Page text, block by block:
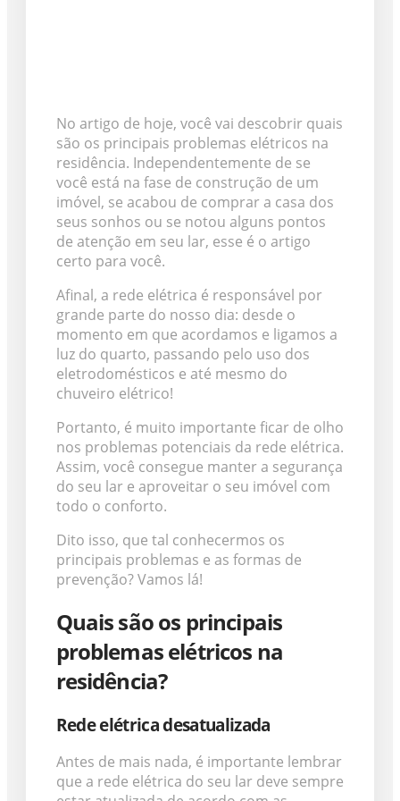
No artigo de hoje, você vai descobrir quais
são os principais problemas elétricos na
residência. Independentemente de se
você está na fase de construção de um
imóvel, se acabou de comprar a casa dos
seus sonhos ou se notou alguns pontos
de atenção em seu lar, esse é o artigo
certo para você.
Afinal, a rede elétrica é responsável por
grande parte do nosso dia: desde o
momento em que acordamos e ligamos a
luz do quarto, passando pelo uso dos
eletrodomésticos e até mesmo do
chuveiro elétrico!
Portanto, é muito importante ficar de olho
nos problemas potenciais da rede elétrica.
Assim, você consegue manter a segurança
do seu lar e aproveitar o seu imóvel com
todo o conforto.
Dito isso, que tal conhecermos os
principais problemas e as formas de
prevenção? Vamos lá!
Quais são os principais
problemas elétricos na
residência?
Rede elétrica desatualizada
Antes de mais nada, é importante lembrar
que a rede elétrica do seu lar deve sempre